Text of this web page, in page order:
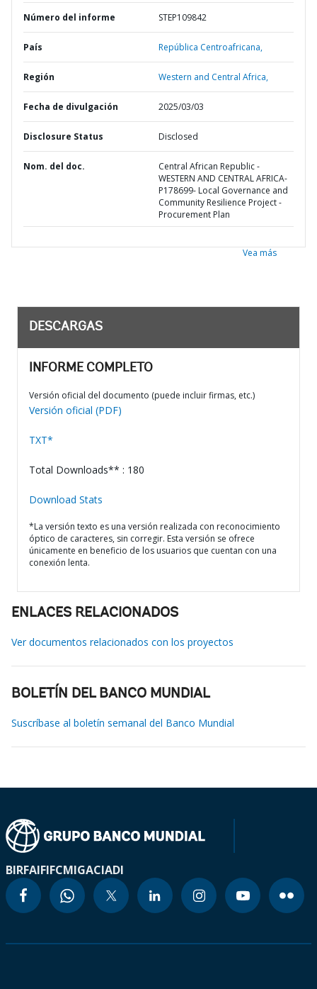
Número del informe STEP109842
País República Centroafricana,
Región Western and Central Africa,
Fecha de divulgación 2025/03/03
Disclosure Status Disclosed
Nom. del doc.
Central African Republic -
WESTERN AND CENTRAL AFRICA-
P178699- Local Governance and
Community Resilience Project -
Procurement Plan
Vea más
DESCARGAS
INFORME COMPLETO
Versión oficial del documento (puede incluir firmas, etc.)
Versión oficial (PDF)
TXT*
Total Downloads** : 180
Download Stats
*La versión texto es una versión realizada con reconocimiento
óptico de caracteres, sin corregir. Esta versión se ofrece
únicamente en beneficio de los usuarios que cuentan con una
conexión lenta.
ENLACES RELACIONADOS
Ver documentos relacionados con los proyectos
BOLETÍN DEL BANCO MUNDIAL
Suscríbase al boletín semanal del Banco Mundial
BIRFAIFIFCMIGACIADI